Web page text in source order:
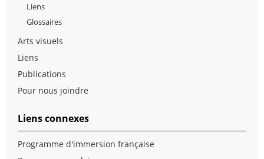
Liens
Glossaires
Arts visuels
Liens
Publications
Pour nous joindre
Liens connexes
Programme d'immersion française